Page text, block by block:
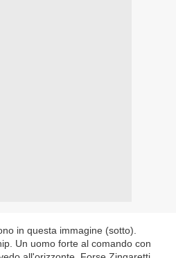
in questa immagine (sotto).
Un uomo forte al comando con